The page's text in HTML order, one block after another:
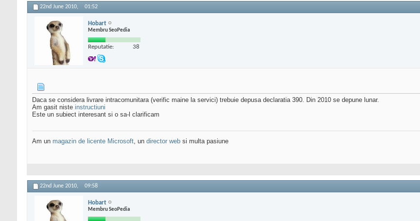
22nd June 2010, 01:52
Hobart
Membru SeoPedia
Reputatie: 38
Daca se considera livrare intracomunitara (verific maine la servici) trebuie depusa declaratia 390. Din 2010 se depune lunar.
Am gasit niste instructiuni
Este un subiect interesant si o sa-l clarificam
Am un magazin de licente Microsoft, un director web si multa pasiune
22nd June 2010, 09:58
Hobart
Membru SeoPedia